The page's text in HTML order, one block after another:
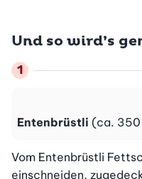
Und so wird’s
Entenbrüstli (ca.
Vom Entenbrüstli
einschneiden,